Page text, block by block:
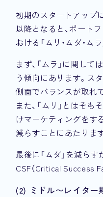
初期のスタートアップ
以降となると、ポート
おける「ムリ・ムダ・ム
まず、「ムラ」に関し
う傾向にあります。ス
側面でバランスが取れ
また、「ムリ」とはそ
けマーケティングをす
減らすことにあたります
最後に「ムダ」を減ら
CSF（Critical Success
(2) ミドル〜レイター